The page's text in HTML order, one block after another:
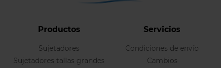
Productos
Sujetadores
Sujetadores tallas grandes
Servicios
Condiciones de envío
Cambios